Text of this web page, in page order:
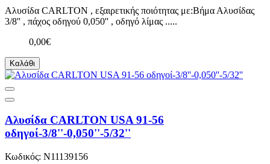
Αλυσίδα CARLTON , εξαιρετικής ποιότητας με:Βήμα Αλυσίδας
3/8'' , πάχος οδηγού 0,050'' , οδηγό λίμας .....
0,00€
Καλάθι
Αλυσίδα CARLTON USA 91-56
οδηγοί-3/8''-0,050''-5/32''
Κωδικός: N11139156